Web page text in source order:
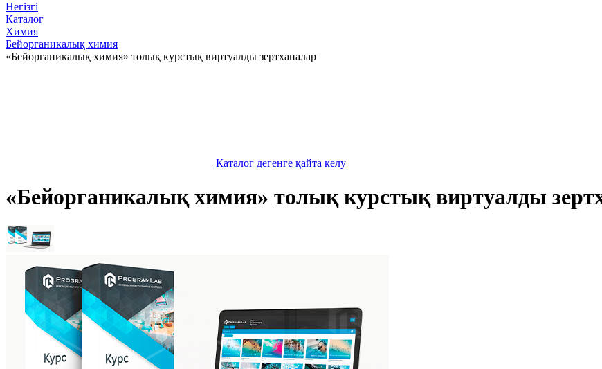
Негізгі
Каталог
Химия
Бейорганикалық химия
«Бейорганикалық химия» толық курстық виртуалды зертханалар
Каталог дегенге қайта келу
«Бейорганикалық химия» толық курстық виртуалды